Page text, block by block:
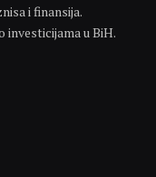
i finansija.
investicijama u BiH.